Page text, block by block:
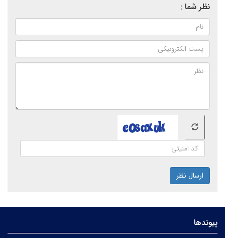
نظر شما :
ارسال نظر
پیوندها